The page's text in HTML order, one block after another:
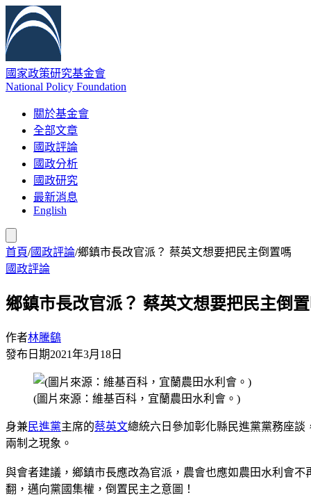
國家政策研究基金會
National Policy Foundation
關於基金會
全部文章
國政評論
國政分析
國政研究
最新消息
English
首頁/國政評論/鄉鎮市長改官派？ 蔡英文想要把民主倒置嗎
國政評論
鄉鎮市長改官派？ 蔡英文想要把民主倒
作者林騰鷂
發布日期2021年3月18日
(圖片來源：維基百科，宜蘭農田水利會。)
身兼民進黨主席的蔡英文總統六日參加彰化縣民進黨黨務座
兩制之現象。
與會者建議，鄉鎮市長應改為官派，農會也應如農田水利會
翻，邁向黨國集權，倒置民主之意圖！